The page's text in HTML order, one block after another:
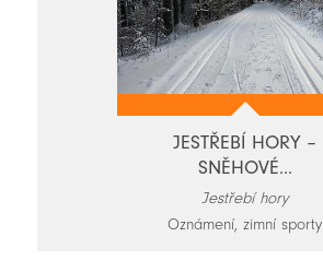
JESTŘEBÍ HORY –
SNĚHOVÉ...
Jestřebí hory
Oznámení, zimní sporty